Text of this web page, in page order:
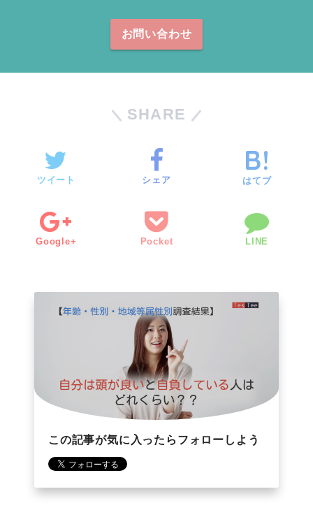
お問い合わせ
SHARE
ツイート シェア はてブ
Google+ Pocket LINE
この記事が気に入ったらフォローしよう